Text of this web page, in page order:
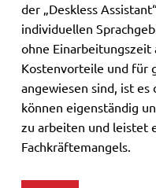
der „Deskless
individuellen
ohne
Kostenvorteile und für
angewiesen sind, ist
können eigenständig
zu arbeiten und leistet
Fachkräftemangels.